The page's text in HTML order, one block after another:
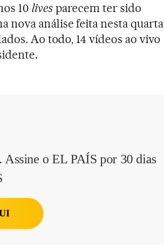
10 livesparecem ter sido
nova análise feita nesta quarta
Ao todo, 14 vídeos ao vivo
o EL PAÍS por 30 dias